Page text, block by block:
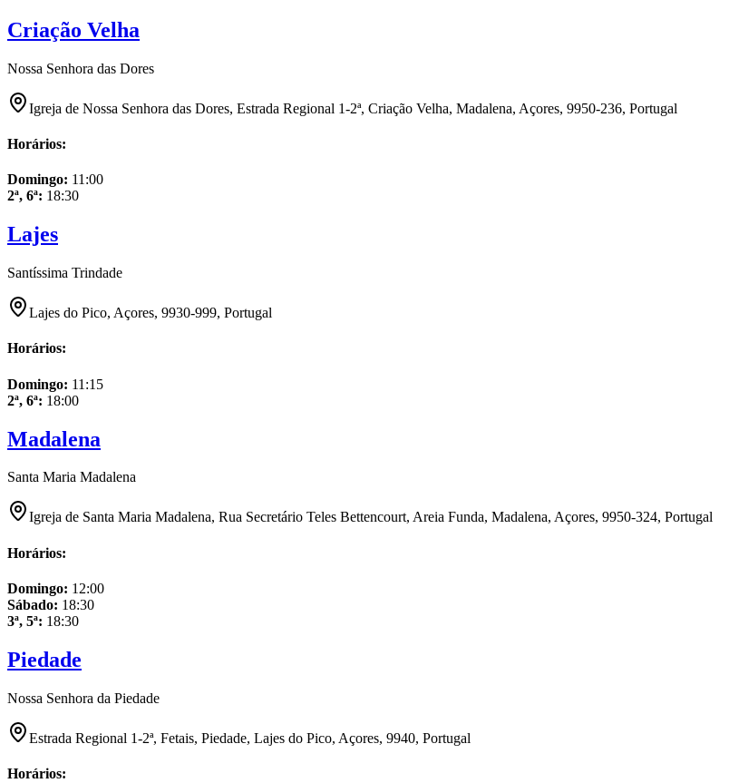
Criação Velha
Nossa Senhora das Dores
Igreja de Nossa Senhora das Dores, Estrada Regional 1-2ª, Criação Velha, Madalena, Açores, 9950-236, Portugal
Horários:
Domingo: 11:00
2ª, 6ª: 18:30
Lajes
Santíssima Trindade
Lajes do Pico, Açores, 9930-999, Portugal
Horários:
Domingo: 11:15
2ª, 6ª: 18:00
Madalena
Santa Maria Madalena
Igreja de Santa Maria Madalena, Rua Secretário Teles Bettencourt, Areia Funda, Madalena, Açores, 9950-324, Portugal
Horários:
Domingo: 12:00
Sábado: 18:30
3ª, 5ª: 18:30
Piedade
Nossa Senhora da Piedade
Estrada Regional 1-2ª, Fetais, Piedade, Lajes do Pico, Açores, 9940, Portugal
Horários: